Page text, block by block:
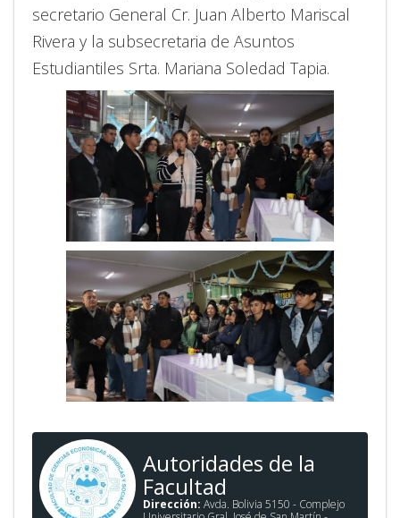
secretario General Cr. Juan Alberto Mariscal
Rivera y la subsecretaria de Asuntos
Estudiantiles Srta. Mariana Soledad Tapia.
Autoridades de la
Facultad
Dirección: Avda. Bolivia 5150 - Complejo